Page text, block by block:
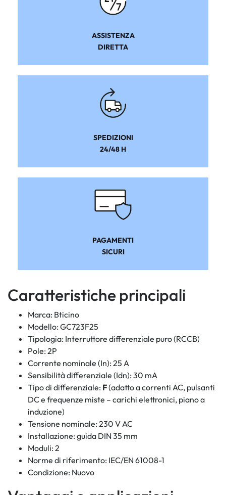
ASSISTENZA
DIRETTA
SPEDIZIONI
24/48 H
PAGAMENTI
SICURI
Caratteristiche principali
Marca: Bticino
Modello: GC723F25
Tipologia: Interruttore differenziale puro (RCCB)
Pole: 2P
Corrente nominale (In): 25 A
Sensibilità differenziale (Idn): 30 mA
Tipo di differenziale: F(adatto a correnti AC, pulsanti
DC e frequenze miste – carichi elettronici, piano a
induzione)
Tensione nominale: 230 V AC
Installazione: guida DIN 35 mm
Moduli: 2
Norme di riferimento: IEC/EN 61008-1
Condizione: Nuovo